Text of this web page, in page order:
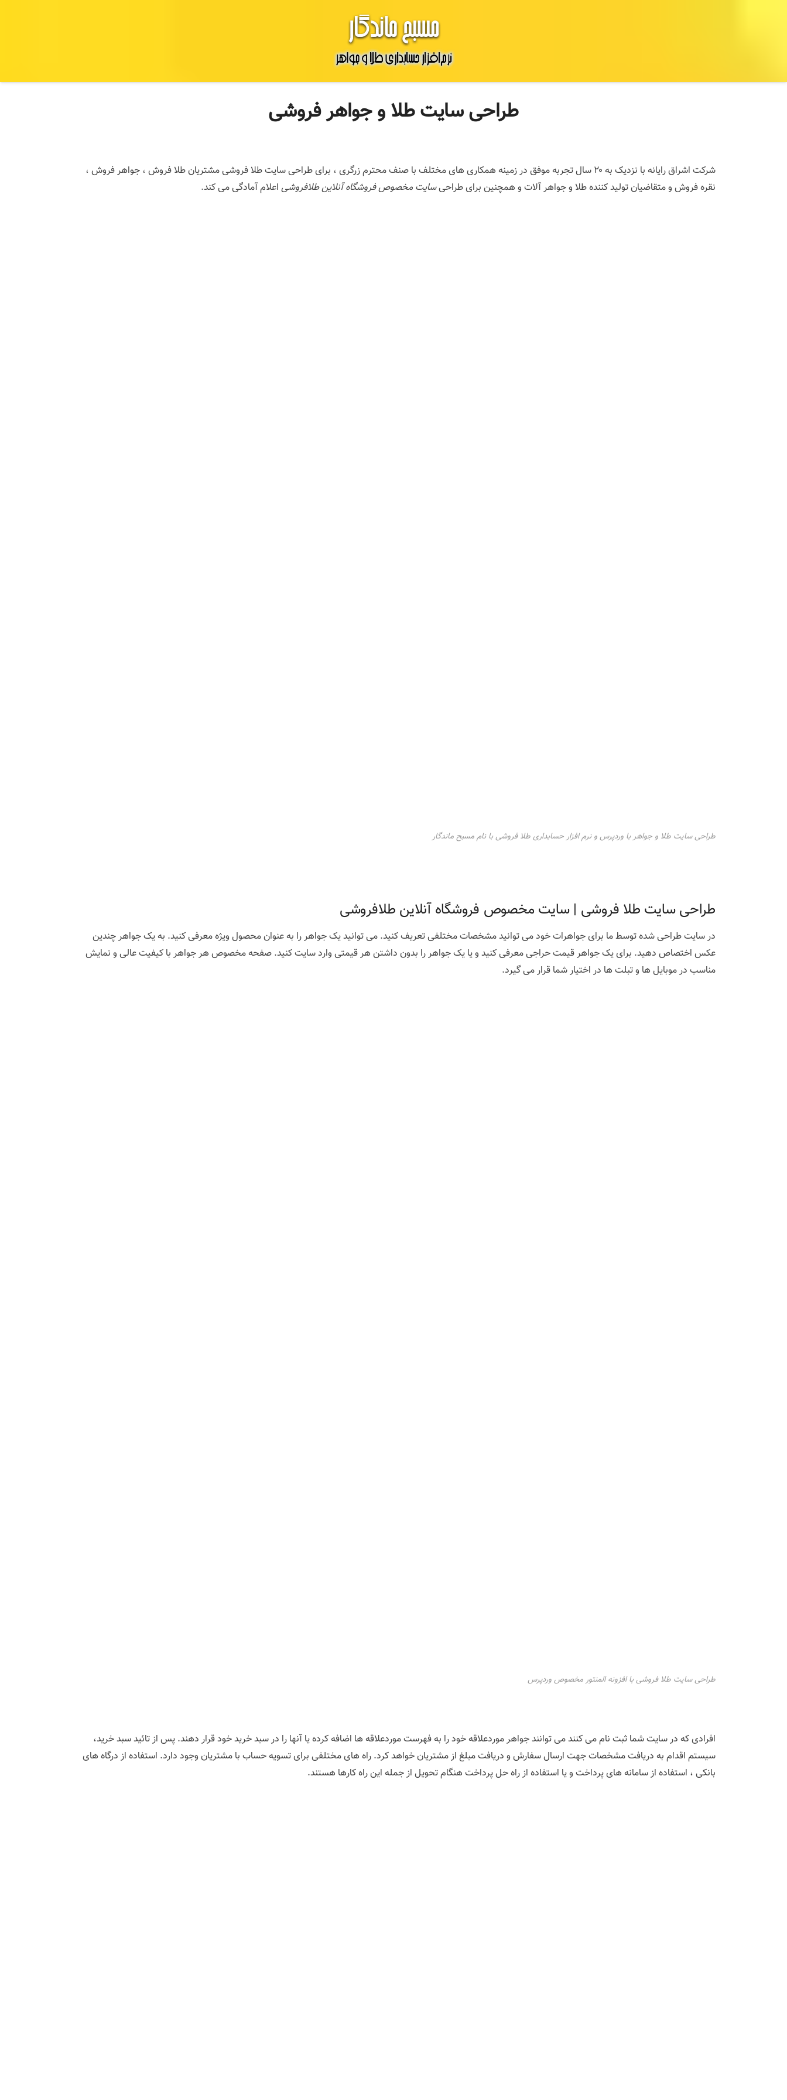
طراحی سایت طلا و جواهر فروشی
شرکت اشراق رایانه با نزدیک به ۲۰ سال تجربه موفق در زمینه همکاری های مختلف با صنف محترم زرگری ، برای طراحی سایت طلا فروشی مشتریان طلا فروش ، جواهر فروش ،
نقره فروش و متقاضیان تولید کننده طلا و جواهر آلات و همچنین برای طراحیسایت مخصوص فروشگاه آنلاین طلافروشی اعلام آمادگی می کند.
طراحی سایت طلا و جواهر با وردپرس و نرم افزار حسابداری طلا فروشی با نام مسبح ماندگار
طراحی سایت طلا فروشی | سایت مخصوص فروشگاه آنلاین طلافروشی
در سایت طراحی شده توسط ما برای جواهرات خود می توانید مشخصات مختلفی تعریف کنید. می توانید یک جواهر را به عنوان محصول ویژه معرفی کنید. به یک جواهر چندین
عکس اختصاص دهید. برای یک جواهر قیمت حراجی معرفی کنید و یا یک جواهر را بدون داشتن هر قیمتی وارد سایت کنید. صفحه مخصوص هر جواهر با کیفیت عالی و نمایش
مناسب در موبایل ها و تبلت ها در اختیار شما قرار می گیرد.
طراحی سایت طلا فروشی با افزونه المنتور مخصوص وردپرس
افرادی که در سایت شما ثبت نام می کنند می توانند جواهر موردعلاقه خود را به فهرست موردعلاقه ها اضافه کرده یا آنها را در سبد خرید خود قرار دهند. پس از تائید سبد خرید،
سیستم اقدام به دریافت مشخصات جهت ارسال سفارش و دریافت مبلغ از مشتریان خواهد کرد. راه های مختلفی برای تسویه حساب با مشتریان وجود دارد. استفاده از درگاه های
بانکی ، استفاده از سامانه های پرداخت و یا استفاده از راه حل پرداخت هنگام تحویل از جمله این راه کارها هستند.